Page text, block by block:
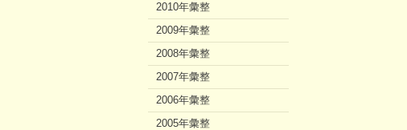
2010年彙整
2009年彙整
2008年彙整
2007年彙整
2006年彙整
2005年彙整